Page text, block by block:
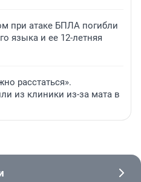
при атаке БПЛА погибли
языка и ее 12-летняя
расстаться».
из клиники из-за мата в